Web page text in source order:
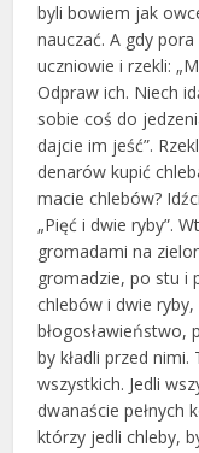
byli bowiem jak
nauczać. A gdy
uczniowie i rzekli:
Odpraw ich. Niech
sobie coś do
dajcie im jeść”.
denarów kupić
macie chlebów?
„Pięć i dwie ryby”.
gromadami na
gromadzie, po stu i
chlebów i dwie
błogosławieństwo,
by kładli przed
wszystkich. Jedli
dwanaście pełnych
którzy jedli chleby,